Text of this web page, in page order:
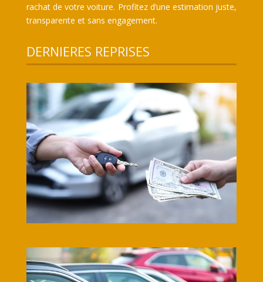
rachat de votre voiture. Profitez d’une estimation juste,
transparente et sans engagement.
DERNIERES REPRISES